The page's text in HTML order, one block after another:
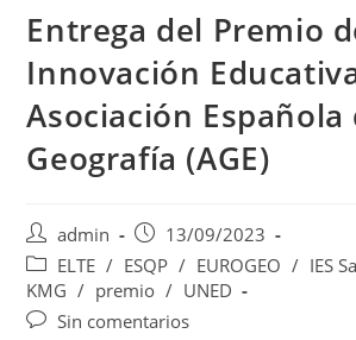
Entrega del Premio
Innovación
Asociación Española
Geografía (AGE)
Autor
de
la
entrada:
admin
Publicación
de
la
13/09/2023
Categoría
de
la
ELTE / ESQP / EUROGEO / IES
KMG / premio / UNED
Comentarios
Sin comentarios